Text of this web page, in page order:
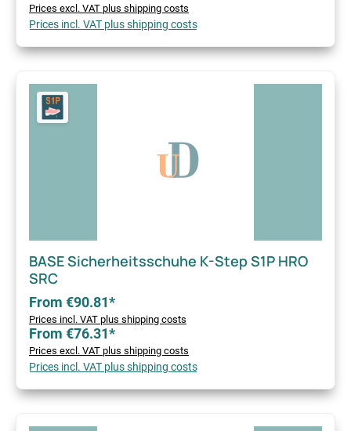
Prices excl. VAT plus shipping costs
Prices incl. VAT plus shipping costs
BASE Sicherheitsschuhe K-Step S1P HRO
SRC
From €90.81*
Prices incl. VAT plus shipping costs
From €76.31*
Prices excl. VAT plus shipping costs
Prices incl. VAT plus shipping costs